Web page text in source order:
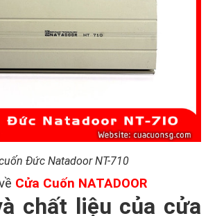
Đức Natadoor NT-710
Cửa Cuốn NATADOOR
chất liệu của cửa